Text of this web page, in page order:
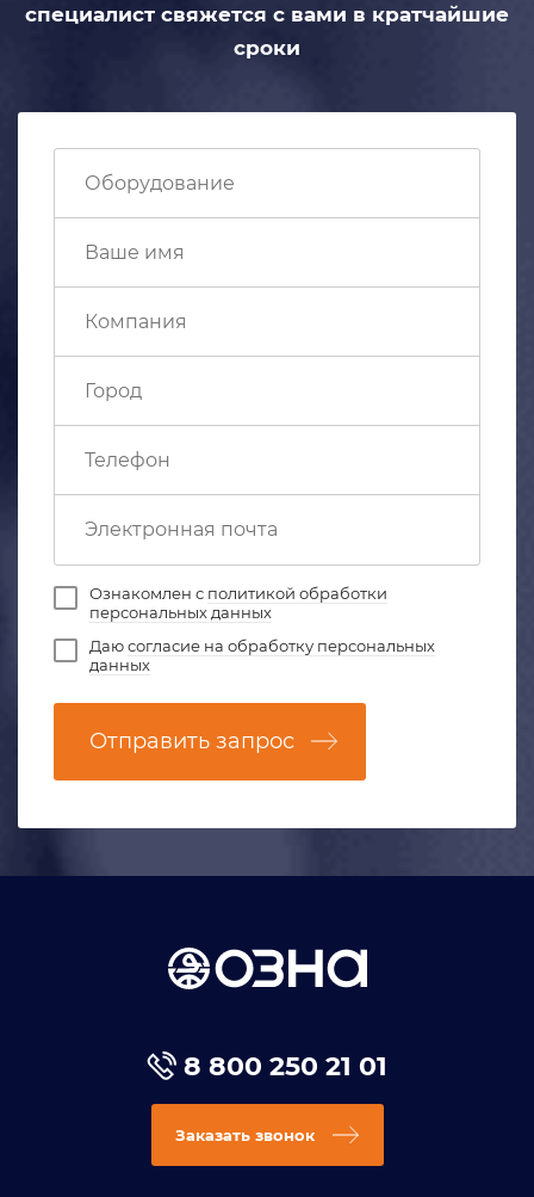
специалист свяжется с вами в кратчайшие
сроки
Ознакомлен с политикой обработки
персональных данных
Даюсогласие на обработку персональных
данных
Отправить запрос
8 800 250 21 01
Заказать звонок